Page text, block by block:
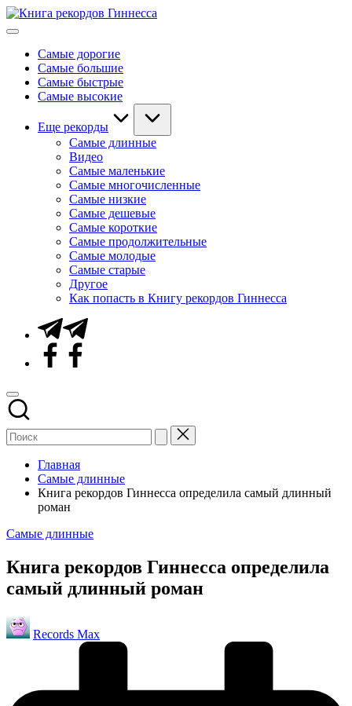
Перейти
к
Мировые
ГиннессаСамые дорогие
Самые большие
Самые быстрые
Самые высокие
Еще рекорды
Самые длинные
Видео
Самые маленькие
Самые многочисленные
Самые низкие
Самые дешевые
Самые короткие
Самые продолжительные
Самые молодые
Самые старые
Другое
Как попасть в Книгу рекордов Гиннесса
Telegram
Facebook
Главная
Самые длинные
Книга рекордов Гиннесса определила самый длинный
роман
Опубликовано
Самые длинные
Книга рекордов Гиннесса определила
самый длинный роман
Запись
от
Records Max